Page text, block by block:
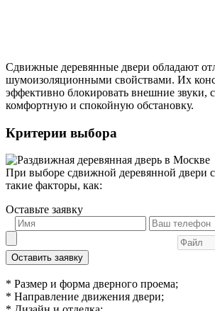
Сдвижные деревянные двери обладают
шумоизоляционными свойствами. Их
эффективно блокировать внешние звуки,
комфортную и спокойную обстановку.
Критерии выбора
При выборе сдвижной деревянной двери
такие факторы, как:
Оставьте заявку
Оставить заявку
* Размер и форма дверного проема;
* Направление движения двери;